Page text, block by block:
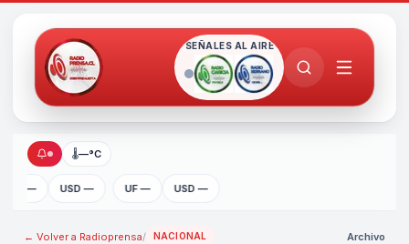
SEÑALES AL AIRE
🌡—°C
UF — USD — UF — USD —
← Volver a Radioprensa/ NACIONAL Archivo